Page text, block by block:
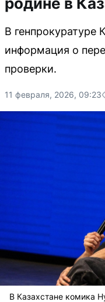
В генпрокуратуре
информация о
проверки.
11 февраля, 2026, 09:23
В Казахстане комика